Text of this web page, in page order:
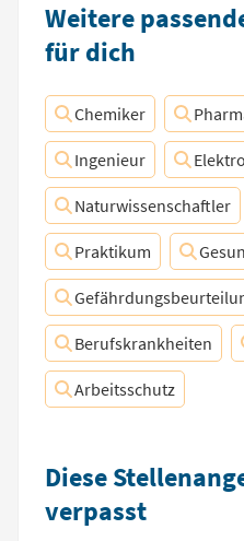
Weitere
für dich
Chemiker
Ingenieur
Naturwissenschaftler
Praktikum
Berufskrankheiten
Arbeitsschutz
Diese
verpasst